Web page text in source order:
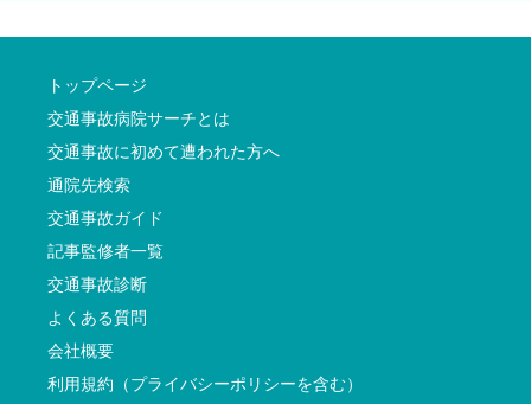
トップページ
交通事故病院サーチとは
交通事故に初めて遭われた方へ
通院先検索
交通事故ガイド
記事監修者一覧
交通事故診断
よくある質問
会社概要
利用規約（プライバシーポリシーを含む）